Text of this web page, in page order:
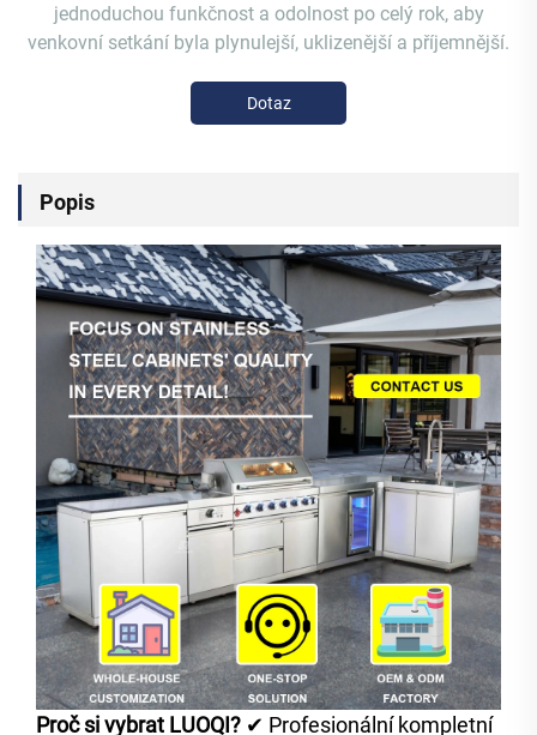
jednoduchou funkčnost a odolnost po celý rok, aby
venkovní setkání byla plynulejší, uklizenější a příjemnější.
Dotaz
Popis
Proč si vybrat LUOQI? ✔ Profesionální kompletní